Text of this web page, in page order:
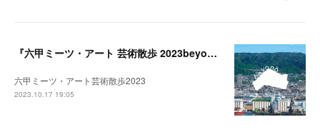
『六甲ミーツ・アート 芸術散歩 2023beyond』開催中。
六甲ミーツ・アート芸術散歩2023
2023.10.17 19:05